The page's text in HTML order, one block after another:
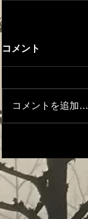
コメント
コメントを追加…